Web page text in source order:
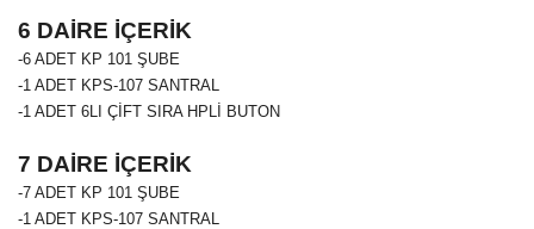
6 DAİRE İÇERİK
-6 ADET KP 101 ŞUBE
-1 ADET KPS-107 SANTRAL
-1 ADET 6LI ÇİFT SIRA HPLİ BUTON
7 DAİRE İÇERİK
-7 ADET KP 101 ŞUBE
-1 ADET KPS-107 SANTRAL